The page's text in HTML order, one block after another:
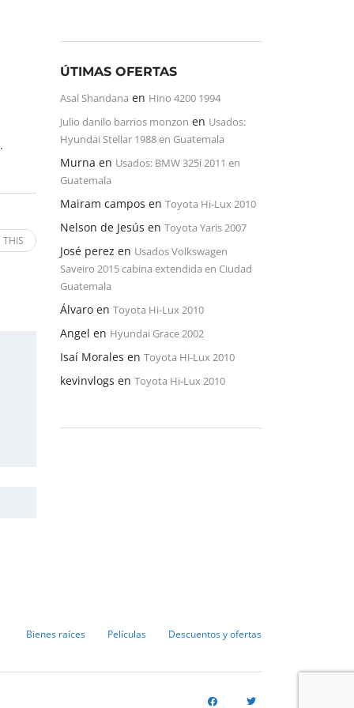
THIS
ÚTIMAS OFERTAS
Asal Shandana en Hino 4200 1994
Julio danilo barrios monzon en Usados:
Hyundai Stellar 1988 en Guatemala
Murna en Usados: BMW 325i 2011 en
Guatemala
Mairam campos en Toyota Hi-Lux 2010
Nelson de Jesús en Toyota Yaris 2007
José perez en Usados Volkswagen
Saveiro 2015 cabina extendida en Ciudad
Guatemala
Álvaro en Toyota Hi-Lux 2010
Angel en Hyundai Grace 2002
Isaí Morales en Toyota Hi-Lux 2010
kevinvlogs en Toyota Hi-Lux 2010
Bienes raíces Películas Descuentos y ofertas